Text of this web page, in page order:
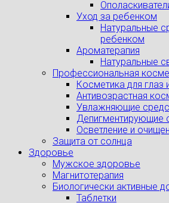
Уход за ребенком
Натуральные
ребенком
Ароматерапия
Натуральные
Профессиональная
Косметика для глаз
Антивозрастная
Увлажняющие
Депигментирующие
Осветление и
Защита от солнца
Здоровье
Мужское здоровье
Магнитотерапия
Биологически активные
Таблетки